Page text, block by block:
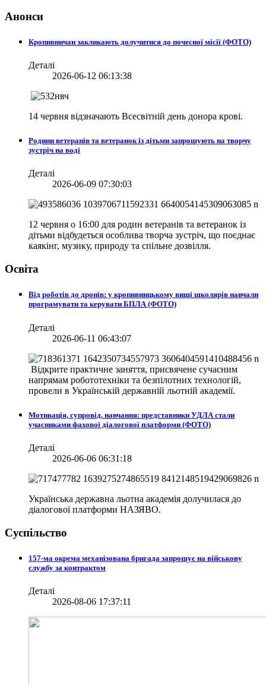
Анонси
Кропивничан закликають долучитися до почесної місії (ФОТО)
Деталі
2026-06-12 06:13:38
14 червня відзначають Всесвітній день донора крові.
Родини ветеранів та ветеранок із дітьми запрошують на творчу
зустріч на воді
Деталі
2026-06-09 07:30:03
12 червня о 16:00 для родин ветеранів та ветеранок із
дітьми відбудеться особлива творча зустріч, що поєднає
каякінг, музику, природу та спільне дозвілля.
Освіта
Від роботів до дронів: у кропивницькому виші школярів навчали
програмувати та керувати БПЛА (ФОТО)
Деталі
2026-06-11 06:43:07
Відкрите практичне заняття, присвячене сучасним
напрямам робототехніки та безпілотних технологій,
провели в Українській державній льотній академії.
Мотивація, супровід, навчання: представники УДЛА стали
учасниками фахової діалогової платформи (ФОТО)
Деталі
2026-06-06 06:31:18
Українська державна льотна академія долучилася до
діалогової платформи НАЗЯВО.
Суспільство
157-ма окрема механізована бригада запрошує на військову
службу за контрактом
Деталі
2026-08-06 17:37:11